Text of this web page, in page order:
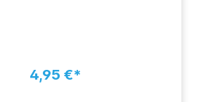
4,95 €*